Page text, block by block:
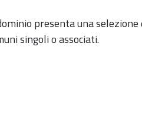
presenta una
singoli o associati.